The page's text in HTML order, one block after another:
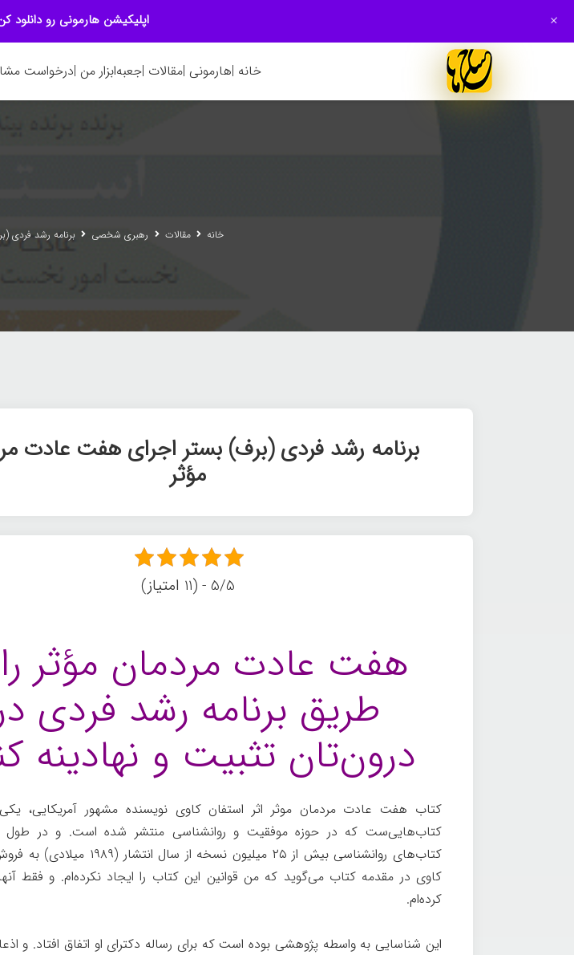
خانه |هارمونی |مقالات |جعبه‌ابزار من |درخواست
خانه مقالات رهبری شخصی برنامه رشد فردی
برنامه رشد فردی (برف) بستر اجرای هفت عادت
مؤثر
5/5 - (11 امتیاز)
هفت عادت مردمان مؤثر را
طریق برنامه رشد فردی
درون‌تان تثبیت و نهادینه
کتاب هفت عادت مردمان موثر اثر استفان کاوی نویسنده مشهور آمریکایی، یکی
کتاب‌هایی‌ست که در حوزه موفقیت و روانشناسی منتشر شده است. و در طول
کتاب‌های روانشناسی بیش از ۲۵ میلیون نسخه از
کاوی در مقدمه کتاب می‌گوید که من قوانین این کتاب را ایجاد نکرده‌ام. و فقط
کرده‌ام.
این شناسایی به واسطه پژوهشی بوده است که برای رساله دکترای او اتفاق افتاد. و
اپلیکیشن هارمونی رو دانلود +